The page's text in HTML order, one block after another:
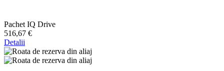
Pachet IQ Drive
516,67 €
Detalii